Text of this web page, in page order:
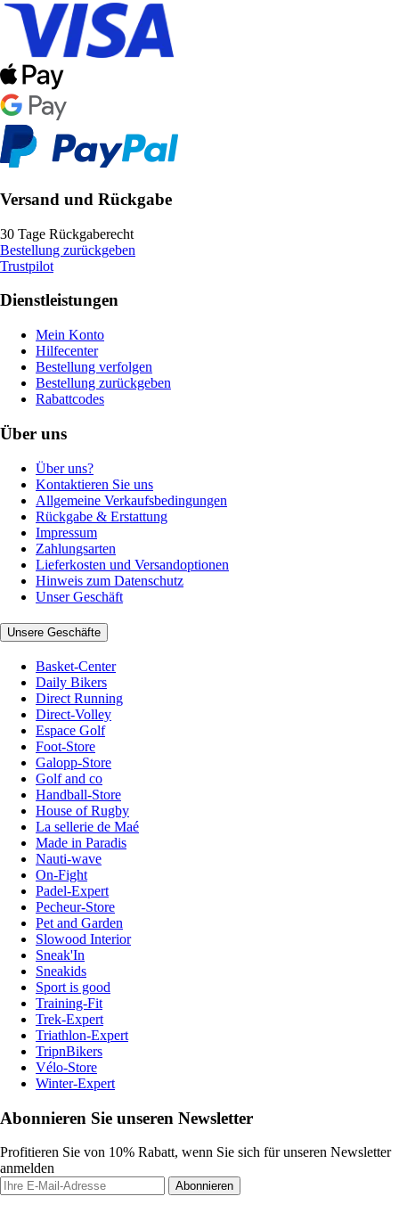
Versand und Rückgabe
30 Tage Rückgaberecht
Bestellung zurückgeben
Trustpilot
Dienstleistungen
Mein Konto
Hilfecenter
Bestellung verfolgen
Bestellung zurückgeben
Rabattcodes
Über uns
Über uns?
Kontaktieren Sie uns
Allgemeine Verkaufsbedingungen
Rückgabe & Erstattung
Impressum
Zahlungsarten
Lieferkosten und Versandoptionen
Hinweis zum Datenschutz
Unser Geschäft
Unsere Geschäfte
Basket-Center
Daily Bikers
Direct Running
Direct-Volley
Espace Golf
Foot-Store
Galopp-Store
Golf and co
Handball-Store
House of Rugby
La sellerie de Maé
Made in Paradis
Nauti-wave
On-Fight
Padel-Expert
Pecheur-Store
Pet and Garden
Slowood Interior
Sneak'In
Sneakids
Sport is good
Training-Fit
Trek-Expert
Triathlon-Expert
TripnBikers
Vélo-Store
Winter-Expert
Abonnieren Sie unseren Newsletter
Profitieren Sie von 10% Rabatt, wenn Sie sich für unseren Newsletter
anmelden
Abonnieren